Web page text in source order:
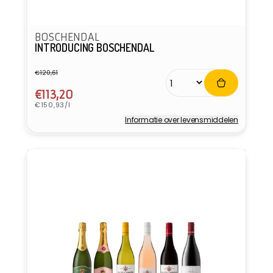
BOSCHENDAL
INTRODUCING BOSCHENDAL
Normale
prijs
€120,61
Aanbiedingsprijs
€113,20
Eenheidsprijs
€150,93/l
Informatie over levensmiddelen